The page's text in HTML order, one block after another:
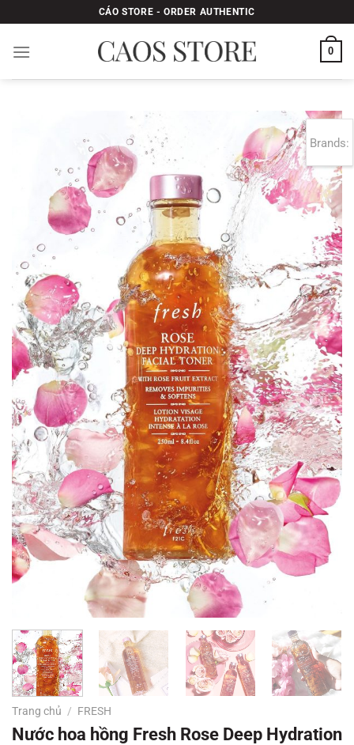
qua
nội
CÁO STORE - ORDER AUTHENTIC
0
Trang chủ / FRESH
Nước hoa hồng Fresh Rose Deep Hydration
Brands: